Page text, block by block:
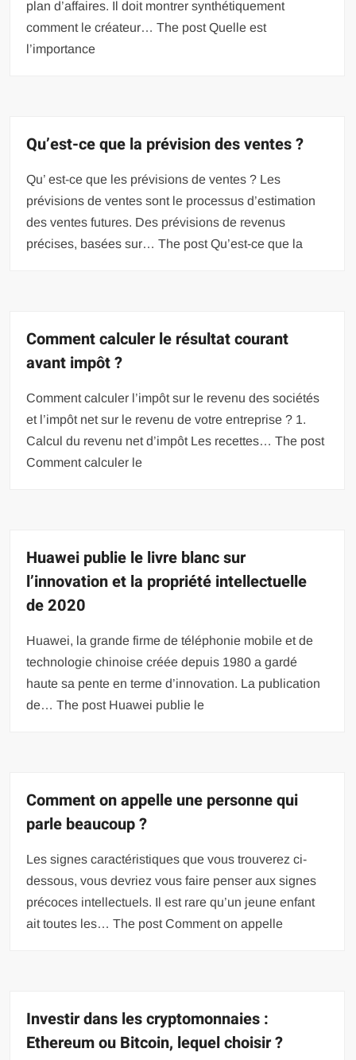
plan d’affaires. Il doit montrer synthétiquement
comment le créateur… The post Quelle est
l’importance
Qu’est-ce que la prévision des ventes ?
Qu’ est-ce que les prévisions de ventes ? Les
prévisions de ventes sont le processus d’estimation
des ventes futures. Des prévisions de revenus
précises, basées sur… The post Qu’est-ce que la
Comment calculer le résultat courant
avant impôt ?
Comment calculer l’impôt sur le revenu des sociétés
et l’impôt net sur le revenu de votre entreprise ? 1.
Calcul du revenu net d’impôt Les recettes… The post
Comment calculer le
Huawei publie le livre blanc sur
l’innovation et la propriété intellectuelle
de 2020
Huawei, la grande firme de téléphonie mobile et de
technologie chinoise créée depuis 1980 a gardé
haute sa pente en terme d’innovation. La publication
de… The post Huawei publie le
Comment on appelle une personne qui
parle beaucoup ?
Les signes caractéristiques que vous trouverez ci-
dessous, vous devriez vous faire penser aux signes
précoces intellectuels. Il est rare qu’un jeune enfant
ait toutes les… The post Comment on appelle
Investir dans les cryptomonnaies :
Ethereum ou Bitcoin, lequel choisir ?